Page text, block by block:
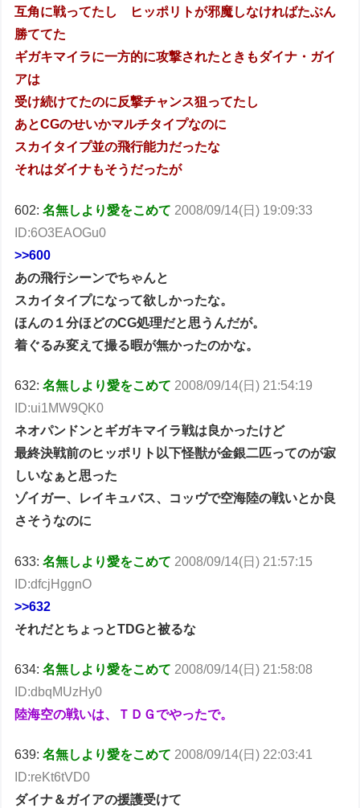
互角に戦ってたし ヒッポリトが邪魔しなければたぶん
勝ててた
ギガキマイラに一方的に攻撃されたときもダイナ・ガイ
アは
受け続けてたのに反撃チャンス狙ってたし
あとCGのせいかマルチタイプなのに
スカイタイプ並の飛行能力だったな
それはダイナもそうだったが
602:名無しより愛をこめて 2008/09/14(日) 19:09:33
ID:6O3EAOGu0
>>600
あの飛行シーンでちゃんと
スカイタイプになって欲しかったな。
ほんの１分ほどのCG処理だと思うんだが。
着ぐるみ変えて撮る暇が無かったのかな。
632:名無しより愛をこめて 2008/09/14(日) 21:54:19
ID:ui1MW9QK0
ネオパンドンとギガキマイラ戦は良かったけど
最終決戦前のヒッポリト以下怪獣が金銀二匹ってのが寂
しいなぁと思った
ゾイガー、レイキュバス、コッヴで空海陸の戦いとか良
さそうなのに
633:名無しより愛をこめて 2008/09/14(日) 21:57:15
ID:dfcjHggnO
>>632
それだとちょっとTDGと被るな
634:名無しより愛をこめて 2008/09/14(日) 21:58:08
ID:dbqMUzHy0
陸海空の戦いは、ＴＤＧでやったで。
639:名無しより愛をこめて 2008/09/14(日) 22:03:41
ID:reKt6tVD0
ダイナ＆ガイアの援護受けて